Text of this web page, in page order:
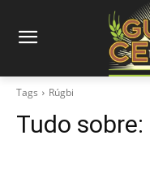
Tags Rúgbi
Tudo sobre: